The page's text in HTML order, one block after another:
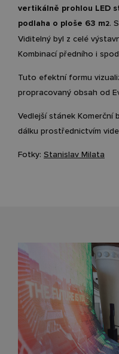
vertikálně prohlou LED
podlaha o ploše 63 m2.
Viditelný byl z celé
Kombinací předního i
Tuto efektní formu
propracovaný obsah od
Vedlejší stánek
dálku prostřednictvím
Fotky: Stanislav Milata